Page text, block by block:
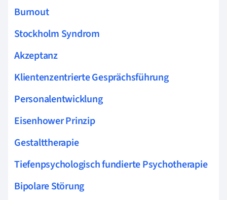
Burnout
Stockholm Syndrom
Akzeptanz
Klientenzentrierte Gesprächsführung
Personalentwicklung
Eisenhower Prinzip
Gestalttherapie
Tiefenpsychologisch fundierte Psychotherapie
Bipolare Störung